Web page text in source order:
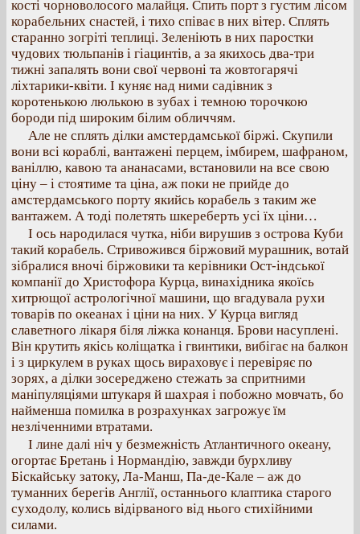
кості чорноволосого малайця. Спить порт з густим лісом
корабельних снастей, і тихо співає в них вітер. Сплять
старанно зогріті теплиці. Зеленіють в них паростки
чудових тюльпанів і гіацинтів, а за якихось два-три
тижні запалять вони свої червоні та жовтогарячі
ліхтарики-квіти. І куняє над ними садівник з
коротенькою люлькою в зубах і темною торочкою
бороди під широким білим обличчям.
Але не сплять ділки амстердамської біржі. Скупили
вони всі кораблі, вантажені перцем, імбирем, шафраном,
ваніллю, кавою та ананасами, встановили на все свою
ціну – і стоятиме та ціна, аж поки не прийде до
амстердамського порту якийсь корабель з таким же
вантажем. А тоді полетять шкереберть усі їх ціни…
І ось народилася чутка, ніби вирушив з острова Куби
такий корабель. Стривожився біржовий мурашник, вотай
зібралися вночі біржовики та керівники Ост-індської
компанії до Христофора Курца, винахідника якоїсь
хитрющої астрологічної машини, що вгадувала рухи
товарів по океанах і ціни на них. У Курца вигляд
славетного лікаря біля ліжка конанця. Брови насуплені.
Він крутить якісь коліщатка і гвинтики, вибігає на балкон
і з циркулем в руках щось вираховує і перевіряє по
зорях, а ділки зосереджено стежать за спритними
маніпуляціями штукаря й шахрая і побожно мовчать, бо
найменша помилка в розрахунках загрожує їм
незліченними втратами.
І лине далі ніч у безмежність Атлантичного океану,
огортає Бретань і Нормандію, завжди бурхливу
Біскайську затоку, Ла-Манш, Па-де-Кале – аж до
туманних берегів Англії, останнього клаптика старого
суходолу, колись відірваного від нього стихійними
силами.